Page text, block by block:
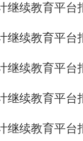
继续教育平台
继续教育平台
继续教育平台
继续教育平台
继续教育平台